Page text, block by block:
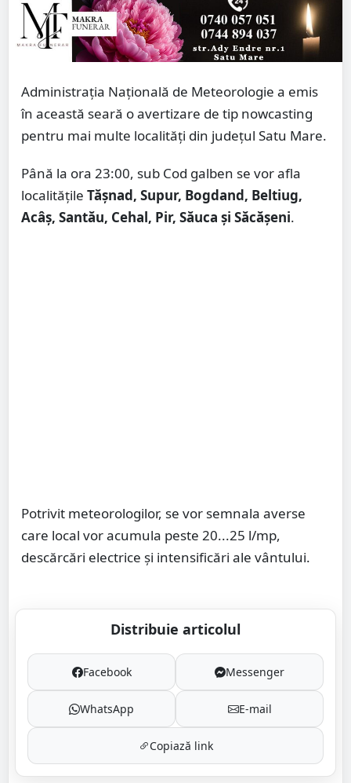
Administrația Națională de Meteorologie a emis
în această seară o avertizare de tip nowcasting
pentru mai multe localități din județul Satu Mare.
Până la ora 23:00, sub Cod galben se vor afla
localitățile Tășnad, Supur, Bogdand, Beltiug,
Acâș, Santău, Cehal, Pir, Săuca și Săcășeni.
Potrivit meteorologilor, se vor semnala averse
care local vor acumula peste 20...25 l/mp,
descărcări electrice și intensificări ale vântului.
Distribuie articolul
Facebook Messenger
WhatsApp E-mail
Copiază link